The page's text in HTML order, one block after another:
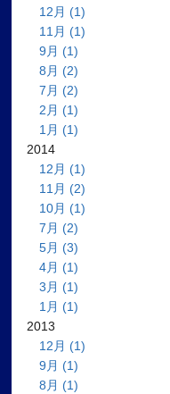
12月 (1)
11月 (1)
9月 (1)
8月 (2)
7月 (2)
2月 (1)
1月 (1)
2014
12月 (1)
11月 (2)
10月 (1)
7月 (2)
5月 (3)
4月 (1)
3月 (1)
1月 (1)
2013
12月 (1)
9月 (1)
8月 (1)